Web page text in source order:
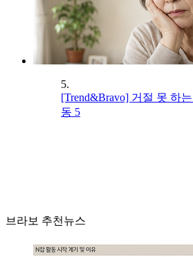
5.
[Trend&Bravo] 거절 못 하
동 5
브라보 추천뉴스